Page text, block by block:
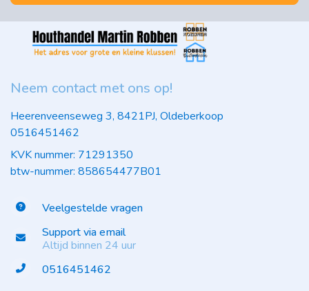
Neem contact met ons op!
Heerenveenseweg 3, 8421PJ, Oldeberkoop
0516451462
KVK nummer: 71291350
btw-nummer: 858654477B01
Veelgestelde vragen
Support via email
Altijd binnen 24 uur
0516451462